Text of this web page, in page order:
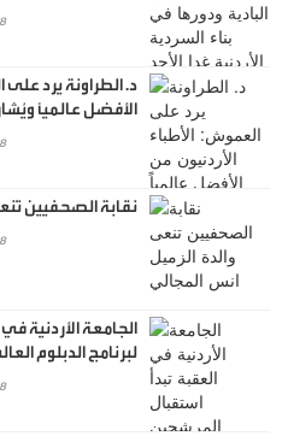
د. الطراونة يرد على
الأفضل عالمياً
وتشويه سمعة
نقابة الصحفيين
الجامعة الأردنية
لبرنامج الدبلوم